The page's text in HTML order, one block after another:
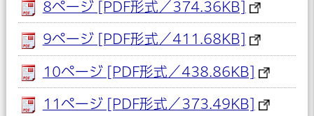
8ページ [PDF形式／374.36KB]
9ページ [PDF形式／411.68KB]
10ページ [PDF形式／438.86KB]
11ページ [PDF形式／373.49KB]